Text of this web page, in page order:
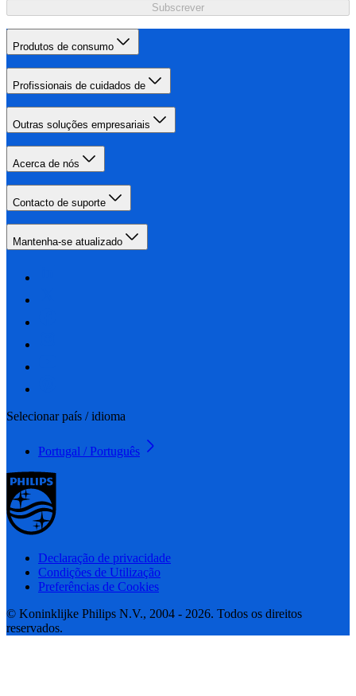
Subscrever
Produtos de consumo
Profissionais de cuidados de
Outras soluções empresariais
Acerca de nós
Contacto de suporte
Mantenha-se atualizado
Selecionar país / idioma
Portugal / Português
Declaração de privacidade
Condições de Utilização
Preferências de Cookies
© Koninklijke Philips N.V., 2004 - 2026. Todos os direitos
reservados.